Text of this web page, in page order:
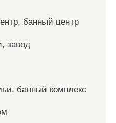
банный центр
завод
банный комплекс